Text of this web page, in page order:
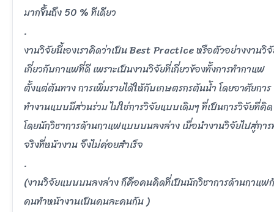
มากขึ้นถึง 50 % ทีเดียว
.
งานวิจัยนี้เองเราคิดว่าเป็น Best Practice หรือตัวอย่างงานวิ
เกี่ยวกับกาแฟที่ดี เพราะเป็นงานวิจัยที่เกี่ยวข้องทั้งการทำกาแฟ
ตั้งแต่ต้นทาง การเพิ่มรายได้ให้กับเกษตรกรต้นน้ำ โดยอาศัยการ
ทำงานแบบมีส่วนร่วม ไม่ใช่การวิจัยแบบเดิมๆ ที่เป็นการวิจัยที่คิด
โดยนักวิชาการด้านกาแฟแบบบนลงล่าง เมื่อนำงานวิจัยไปสู่กา
จริงที่หน้างาน จึงไม่ค่อยสำเร็จ
.
(งานวิจัยแบบบนลงล่าง ก็คือคนคิดที่เป็นนักวิชาการด้านกาแฟ
คนทำหน้างานเป็นคนละคนกัน )